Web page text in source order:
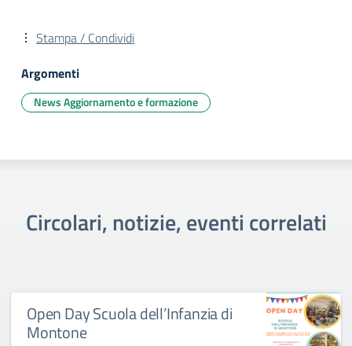
Stampa / Condividi
Argomenti
News Aggiornamento e formazione
Circolari, notizie, eventi correlati
Open Day Scuola dell’Infanzia di
Montone